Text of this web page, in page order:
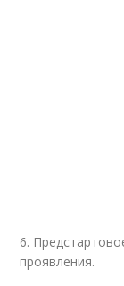
6.
проявления.